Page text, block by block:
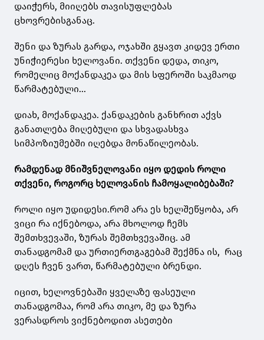
დაიჭერს, მიიღებს თავისუფლებას
ცხოვრებისგანაც.
შენი და ზურას გარდა, ოჯახში გყავთ კიდევ ერთი
უნიჭიერესი ხელოვანი. თქვენი დედა, თიკო,
რომელიც მოქანდაკეა და მის სფეროში საკმაოდ
წარმატებული...
დიახ, მოქანდაკეა. ქანდაკების განხრით აქვს
განათლება მიღებული და სხვადასხვა
სიმპოზიუმებში იღებდა მონაწილეობას.
რამდენად მნიშვნელოვანი იყო დედის როლი
თქვენი, როგორც ხელოვანის ჩამოყალიბებაში?
როლი იყო უდიდესი.რომ არა ეს ხელშეწყობა, არ
ვიცი რა იქნებოდა, არა მხოლოდ ჩემს
შემთხვევაში, ზურას შემთხვევაშიც. ამ
თანადგომამ და ურთიერთგაგებამ შექმნა ის, რაც
დღეს ჩვენ ვართ, წარმატებული ბრენდი.
იცით, ხელოვნებაში ყველაზე ფასეული
თანადგომაა, რომ არა თიკო, მე და ზურა
ვერასდროს ვიქნებოდით ასეთები